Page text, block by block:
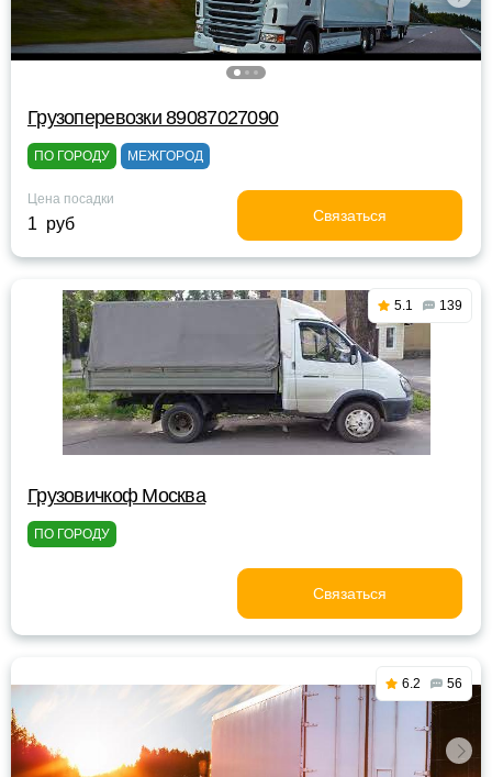
Грузоперевозки 89087027090
ПО ГОРОДУ МЕЖГОРОД
Цена посадки
1 руб Связаться
5.1 139
Грузовичкоф Москва
ПО ГОРОДУ
Связаться
6.2 56